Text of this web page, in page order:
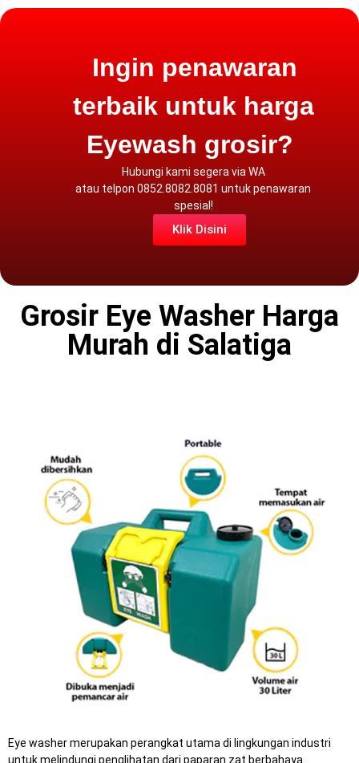
Ingin penawaran
terbaik untuk harga
Eyewash grosir?
Hubungi kami segera via WA
atau telpon 0852.8082.8081 untuk penawaran
spesial!
Klik Disini
Grosir Eye Washer Harga
Murah di Salatiga
Eye washer merupakan perangkat utama di lingkungan industri
untuk melindungi penglihatan dari paparan zat berbahaya.